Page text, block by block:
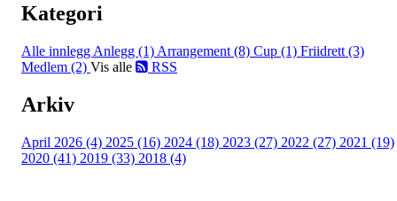
Kategori
Alle innlegg Anlegg (1) Arrangement (8) Cup (1) Friidrett (3)
Medlem (2) Vis alle RSS
Arkiv
April 2026 (4) 2025 (16) 2024 (18) 2023 (27) 2022 (27) 2021 (19)
2020 (41) 2019 (33) 2018 (4)